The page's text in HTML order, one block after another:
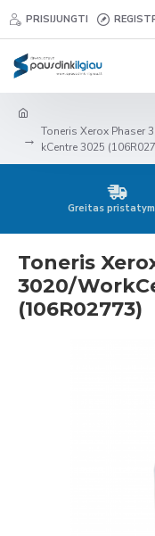
PRISIJUNGTI
Toneris Xerox Phaser
kCentre 3025
Greitas
Toneris
3020/
(106R02773)